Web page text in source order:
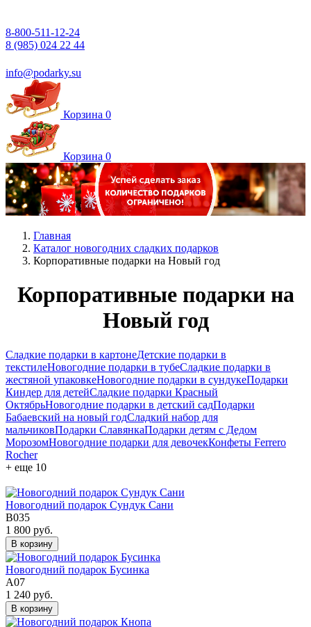
8-800-511-12-24
8 (985) 024 22 44
info@podarky.su
Корзина 0
Корзина 0
Главная
Каталог новогодних сладких подарков
Корпоративные подарки на Новый год
Корпоративные подарки на
Новый год
Сладкие подарки в картонеДетские подарки в
текстилеНовогодние подарки в тубеСладкие подарки в
жестяной упаковкеНовогодние подарки в сундукеПодарки
Киндер для детейСладкие подарки Красный
ОктябрьНовогодние подарки в детский садПодарки
Бабаевский на новый годСладкий набор для
мальчиковПодарки СлавянкаПодарки детям с Дедом
МорозомНовогодние подарки для девочекКонфеты Ferrero
Rocher
+ еще 10
Новогодний подарок Сундук Сани
В035
1 800 руб.
В корзину
Новогодний подарок Бусинка
А07
1 240 руб.
В корзину